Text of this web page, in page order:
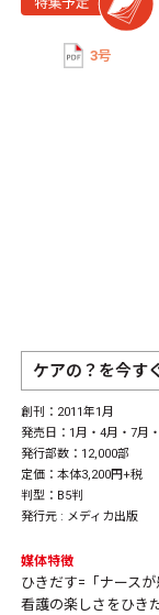
3号
ケアの？を今す
創刊：2011年1月
発売日：1月・4月・7月
発行部数：12,000部
定価：本体3,200円+税
判型：B5判
発行元 : メディカ出版
媒体特徴
ひきだす=「ナース
看護の楽しさをひき